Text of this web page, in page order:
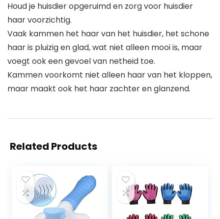
Houd je huisdier opgeruimd en zorg voor huisdier
haar voorzichtig.
Vaak kammen het haar van het huisdier, het schone
haar is pluizig en glad, wat niet alleen mooi is, maar
voegt ook een gevoel van netheid toe.
Kammen voorkomt niet alleen haar van het kloppen,
maar maakt ook het haar zachter en glanzend.
Related Products